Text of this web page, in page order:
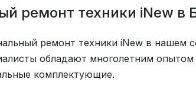
ремонт техники iNew в
ремонт техники iNew в нашем
обладают многолетним
комплектующие.